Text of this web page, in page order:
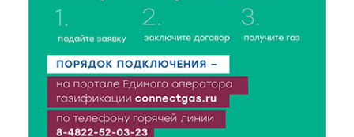
Крестовоздвиженской церкви
7 Авг 2026 18:01 283
День арбуза отметили ребята в Андреапольском
Доме культуры